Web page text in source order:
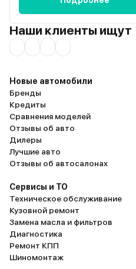
Наши клиенты ищут
Новые автомобили
Бренды
Кредиты
Сравнения моделей
Отзывы об авто
Дилеры
Лучшие авто
Отзывы об автосалонах
Сервисы и ТО
Техническое обслуживание
Кузовной ремонт
Замена масла и фильтров
Диагностика
Ремонт КПП
Шиномонтаж